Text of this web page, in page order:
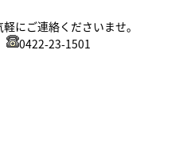
にご連絡くださいませ。
0422-23-1501